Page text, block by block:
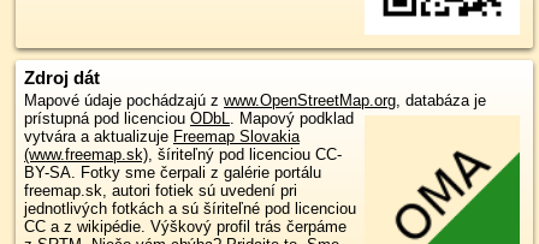
Zdroj dát
Mapové údaje pochádzajú z www.OpenStreetMap.org, databáza je
prístupná pod licenciou ODbL. Mapový podklad
vytvára a aktualizuje Freemap Slovakia
(www.freemap.sk), šíriteľný pod licenciou CC-
BY-SA. Fotky sme čerpali z galérie portálu
freemap.sk, autori fotiek sú uvedení pri
jednotlivých fotkách a sú šíriteľné pod licenciou
CC a z wikipédie. Výškový profil trás čerpáme